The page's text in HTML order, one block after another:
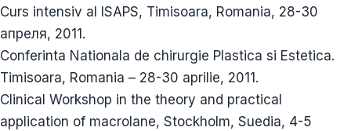
Curs intensiv al ISAPS, Timisoara, Romania, 28-30
апреля, 2011.
Conferinta Nationala de chirurgie Plastica si Estetica.
Timisoara, Romania – 28-30 aprilie, 2011.
Clinical Workshop in the theory and practical
application of macrolane, Stockholm, Suedia, 4-5